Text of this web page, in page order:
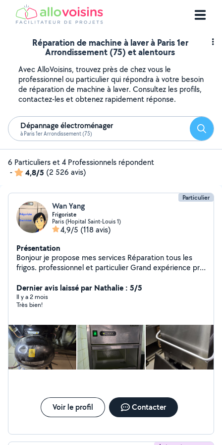
Réparation de machine à laver à Paris 1er
Arrondissement (75) et alentours
Avec AlloVoisins, trouvez près de chez vous le
professionnel ou particulier qui répondra à votre besoin
de réparation de machine à laver. Consultez les profils,
contactez-les et obtenez rapidement réponse.
Dépannage électroménager
à Paris 1er Arrondissement (75)
6 Particuliers et 4 Professionnels répondent
-
4,8/5 (2 526 avis)
Particulier
Wan Yang
Frigoriste
Paris (Hopital Saint-Louis 1)
4,9/5 (118 avis)
Présentation
Bonjour je propose mes services Réparation tous les
frigos. professionnel et particulier Grand expérience prix
Dernier avis laissé par Nathalie : 5/5
Il y a 2 mois
Très bien!
Voir le profil Contacter